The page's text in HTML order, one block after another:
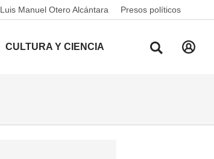
Luis Manuel Otero Alcántara Presos políticos
CULTURA Y CIENCIA